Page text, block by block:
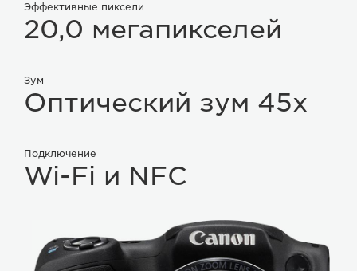
Эффективные пиксели
20,0 мегапикселей
Зум
Оптический зум 45x
Подключение
Wi-Fi и NFC